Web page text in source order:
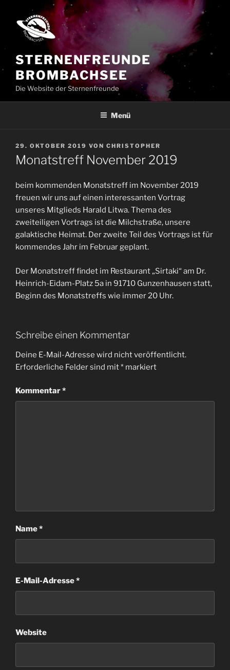
Inhalt
springen
STERNENFREUNDE
BROMBACHSEE
Die Website der Sternenfreunde
Menü
VERÖFFENTLICHT
AM
29. OKTOBER 2019 VON CHRISTOPHER
Monatstreff November 2019
beim kommenden Monatstreff im November 2019
freuen wir uns auf einen interessanten Vortrag
unseres Mitglieds Harald Litwa. Thema des
zweiteiligen Vortrags ist die Milchstraße, unsere
galaktische Heimat. Der zweite Teil des Vortrags ist für
kommendes Jahr im Februar geplant.
Der Monatstreff findet im Restaurant „Sirtaki“ am Dr.
Heinrich-Eidam-Platz 5a in 91710 Gunzenhausen statt,
Beginn des Monatstreffs wie immer 20 Uhr.
Schreibe einen Kommentar
Deine E-Mail-Adresse wird nicht veröffentlicht.
Erforderliche Felder sind mit* markiert
Kommentar*
Name*
E-Mail-Adresse*
Website